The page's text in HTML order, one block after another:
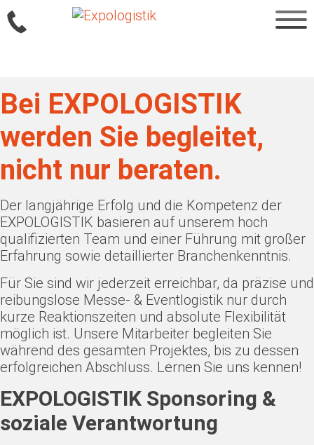
Sprung
zum
Bei EXPOLOGISTIK
werden Sie begleitet,
nicht nur beraten.
Der langjährige Erfolg und die Kompetenz der
EXPOLOGISTIK basieren auf unserem hoch
qualifizierten Team und einer Führung mit großer
Erfahrung sowie detaillierter Branchenkenntnis.
Für Sie sind wir jederzeit erreichbar, da präzise und
reibungslose Messe- & Eventlogistik nur durch
kurze Reaktionszeiten und absolute Flexibilität
möglich ist. Unsere Mitarbeiter begleiten Sie
während des gesamten Projektes, bis zu dessen
erfolgreichen Abschluss. Lernen Sie uns kennen!
EXPOLOGISTIK Sponsoring &
soziale Verantwortung